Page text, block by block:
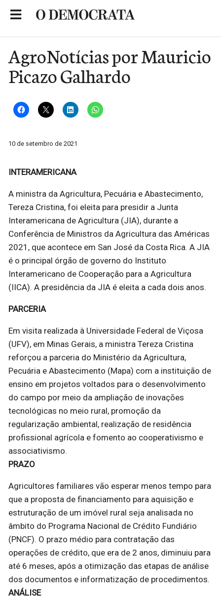
AgroNotícias por Mauricio
Picazo Galhardo
10 de setembro de 2021
INTERAMERICANA
A ministra da Agricultura, Pecuária e Abastecimento,
Tereza Cristina, foi eleita para presidir a Junta
Interamericana de Agricultura (JIA), durante a
Conferência de Ministros da Agricultura das Américas
2021, que acontece em San José da Costa Rica. A JIA
é o principal órgão de governo do Instituto
Interamericano de Cooperação para a Agricultura
(IICA). A presidência da JIA é eleita a cada dois anos.
PARCERIA
Em visita realizada à Universidade Federal de Viçosa
(UFV), em Minas Gerais, a ministra Tereza Cristina
reforçou a parceria do Ministério da Agricultura,
Pecuária e Abastecimento (Mapa) com a instituição de
ensino em projetos voltados para o desenvolvimento
do campo por meio da ampliação de inovações
tecnológicas no meio rural, promoção da
regularização ambiental, realização de residência
profissional agrícola e fomento ao cooperativismo e
associativismo.
PRAZO
Agricultores familiares vão esperar menos tempo para
que a proposta de financiamento para aquisição e
estruturação de um imóvel rural seja analisada no
âmbito do Programa Nacional de Crédito Fundiário
(PNCF). O prazo médio para contratação das
operações de crédito, que era de 2 anos, diminuiu para
até 6 meses, após a otimização das etapas de análise
dos documentos e informatização de procedimentos.
ANÁLISE